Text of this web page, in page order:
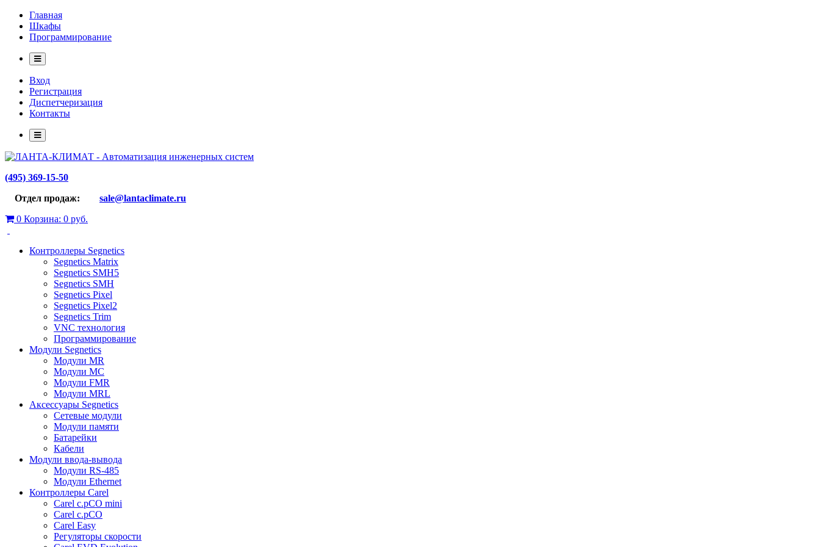
Главная
Шкафы
Программирование
Вход
Регистрация
Диспетчеризация
Контакты
(495) 369-15-50
Отдел продаж: sale@lantaclimate.ru
0 Корзина: 0 руб.
Контроллеры Segnetics
Segnetics Matrix
Segnetics SMH5
Segnetics SMH
Segnetics Pixel
Segnetics Pixel2
Segnetics Trim
VNC технология
Программирование
Модули Segnetics
Модули MR
Модули MC
Модули FMR
Модули MRL
Аксессуары Segnetics
Сетевые модули
Модули памяти
Батарейки
Кабели
Модули ввода-вывода
Модули RS-485
Модули Ethernet
Контроллеры Carel
Carel c.pCO mini
Carel c.pCO
Carel Easy
Регуляторы скорости